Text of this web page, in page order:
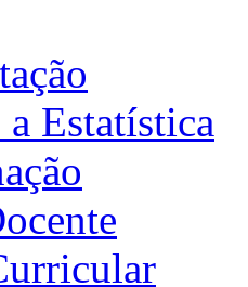
a Estatística